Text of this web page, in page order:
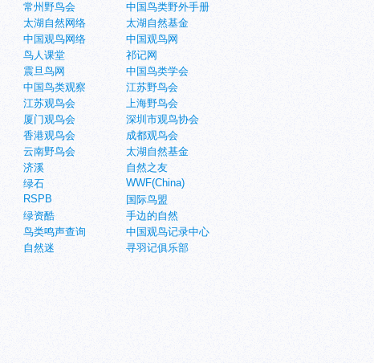
常州野鸟会
中国鸟类野外手册
太湖自然网络
太湖自然基金
中国观鸟网络
中国观鸟网
鸟人课堂
祁记网
震旦鸟网
中国鸟类学会
中国鸟类观察
江苏野鸟会
江苏观鸟会
上海野鸟会
厦门观鸟会
深圳市观鸟协会
香港观鸟会
成都观鸟会
云南野鸟会
太湖自然基金
济溪
自然之友
绿石
WWF(China)
RSPB
国际鸟盟
绿资酷
手边的自然
鸟类鸣声查询
中国观鸟记录中心
自然迷
寻羽记俱乐部